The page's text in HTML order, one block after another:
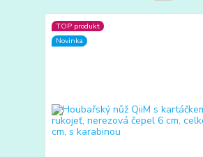
TOP produkt
Novinka